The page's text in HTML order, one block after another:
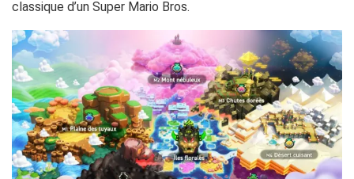
classique d’un Super Mario Bros.